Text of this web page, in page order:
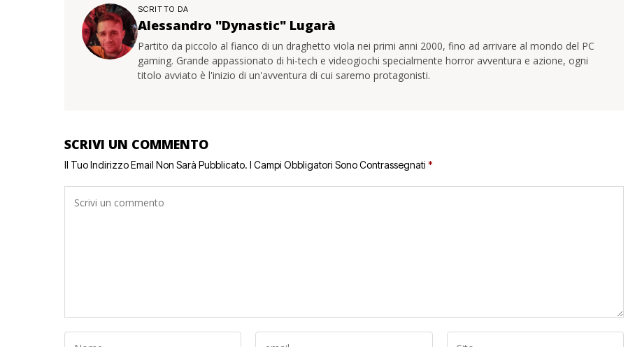
SCRITTO DA
Alessandro "Dynastic" Lugarà
Partito da piccolo al fianco di un draghetto viola nei primi anni 2000, fino ad arrivare al mondo del PC
gaming. Grande appassionato di hi-tech e videogiochi specialmente horror avventura e azione, ogni
titolo avviato è l'inizio di un'avventura di cui saremo protagonisti.
SCRIVI UN COMMENTO
Il Tuo Indirizzo Email Non Sarà Pubblicato. I Campi Obbligatori Sono Contrassegnati *